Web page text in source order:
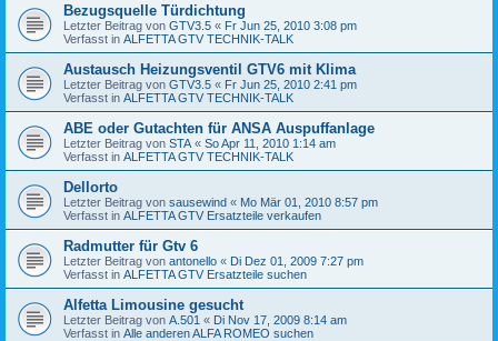
Bezugsquelle Türdichtung
Letzter Beitrag von GTV3.5 « Fr Jun 25, 2010 3:08 pm
Verfasst in ALFETTA GTV TECHNIK-TALK
Austausch Heizungsventil GTV6 mit Klima
Letzter Beitrag von GTV3.5 « Fr Jun 25, 2010 2:41 pm
Verfasst in ALFETTA GTV TECHNIK-TALK
ABE oder Gutachten für ANSA Auspuffanlage
Letzter Beitrag von STA « So Apr 11, 2010 1:14 am
Verfasst in ALFETTA GTV TECHNIK-TALK
Dellorto
Letzter Beitrag von sausewind « Mo Mär 01, 2010 8:57 pm
Verfasst in ALFETTA GTV Ersatzteile verkaufen
Radmutter für Gtv 6
Letzter Beitrag von antonello « Di Dez 01, 2009 7:27 pm
Verfasst in ALFETTA GTV Ersatzteile suchen
Alfetta Limousine gesucht
Letzter Beitrag von A.501 « Di Nov 17, 2009 8:14 am
Verfasst in Alle anderen ALFA ROMEO suchen